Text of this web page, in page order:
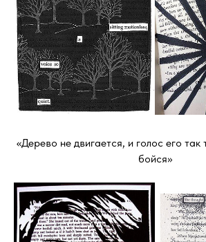
«Дерево не двигается, и голос его так
бойся»